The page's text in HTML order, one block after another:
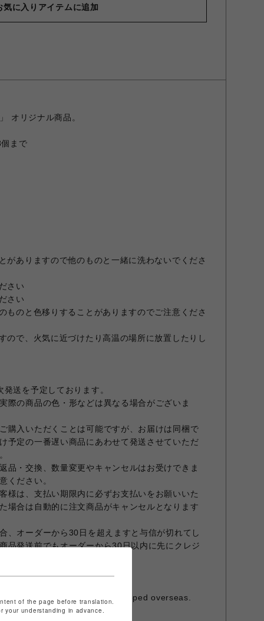
気に入りアイテムに追加
オリジナル商品。
まで
がありますので他のものと一緒に洗わないでくださ
さい
さい
ものと色移りすることがありますのでご注意くださ
ので、火気に近づけたり高温の場所に放置したりし
送を予定しております。
際の商品の色・形などは異なる場合がございま
購入いただくことは可能ですが、お届けは同梱で
予定の一番遅い商品にあわせて発送させていただ
品・交換、数量変更やキャンセルはお受けできま
ください。
様は、支払い期限内に必ずお支払いをお願いいた
場合は自動的に注文商品がキャンセルとなります
、オーダーから30日を超えますと与信が切れてし
品発送前でもオーダーから30日以内に先にクレジ
ん。 -This item cannot be shipped overseas.
of the page before translation.
your understanding in advance.